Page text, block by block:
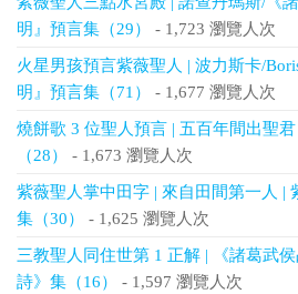
明』預言集（29）
- 1,723 瀏覽人次
火星男孩預言紫薇聖人 | 波力斯卡/
明』預言集（71）
- 1,677 瀏覽人次
燒餅歌 3 位聖人預言 | 五百年間出聖
（28）
- 1,673 瀏覽人次
紫薇聖人掌中田字 | 來自田間第一人 |
集（30）
- 1,625 瀏覽人次
三教聖人同住世第 1 正解 | 《諸葛武
詩》集（16）
- 1,597 瀏覽人次